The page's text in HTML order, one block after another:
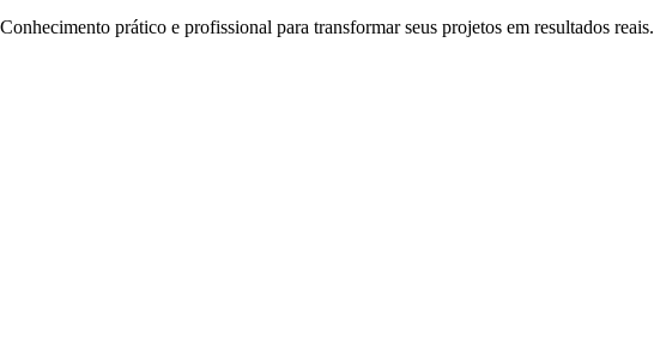
Conhecimento prático e profissional para transformar seus projetos em resultados reais.